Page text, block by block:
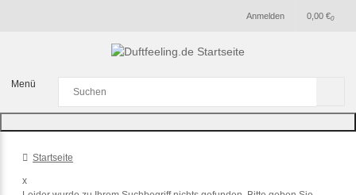
Anmelden 0
0,00 €
Menü
Startseite
x